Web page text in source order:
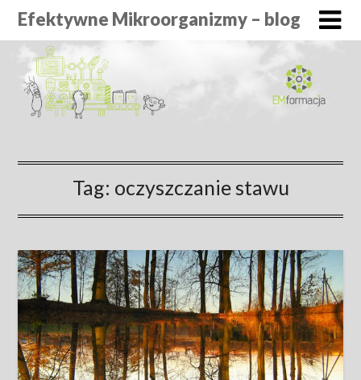
Efektywne Mikroorganizmy – blog
Tag: oczyszczanie stawu